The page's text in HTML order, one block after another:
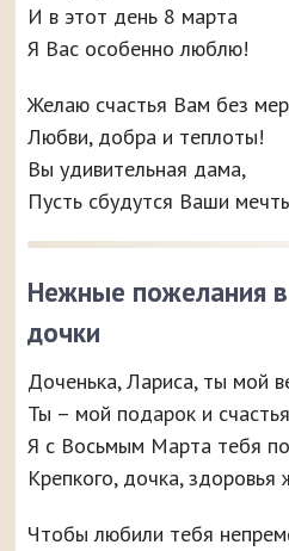
И в этот день 8 марта
Я Вас особенно люблю!
Желаю счастья Вам без
Любви, добра и теплоты!
Вы удивительная дама,
Пусть сбудутся Ваши
Нежные пожелания
дочки
Доченька, Лариса, ты мой
Ты – мой подарок и
Я с Восьмым Марта тебя
Крепкого, дочка, здоровья
Чтобы любили тебя